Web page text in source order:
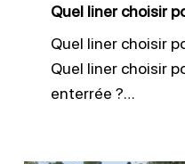
Quel liner choisir
Quel liner choisir
Quel liner choisir
enterrée ?…